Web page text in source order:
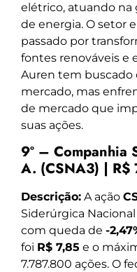
elétrico, atuando na
de energia. O setor
passado por
fontes renováveis e
Auren tem buscado
mercado, mas
de mercado que
suas ações.
9º – Companhia
A. (CSNA3) | R$
Descrição: A ação
Siderúrgica
com queda de -
foi R$ 7,85 e o
7.787.800 ações. O